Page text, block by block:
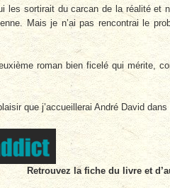
les sortirait du carcan de la réalité
Mais je n’ai pas rencontrai le
roman bien ficelé qui mérite,
que j’accueillerai André David
Retrouvez la fiche du livre et